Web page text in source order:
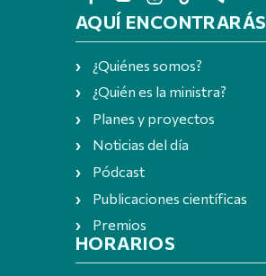
AQUÍ ENCONTRARÁS
¿Quiénes somos?
¿Quién es la ministra?
Planes y proyectos
Noticias del día
Pódcast
Publicaciones científicas
Premios
HORARIOS